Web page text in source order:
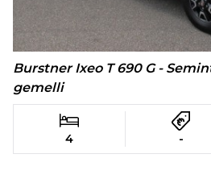
Burstner Ixeo T 690 G -
gemelli
4 -